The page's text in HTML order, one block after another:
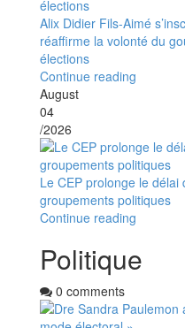
Alix Didier Fils-Aimé
réaffirme la volonté du
élections
Continue reading
August
04
/2026
Le CEP prolonge le
groupements politiques
Continue reading
Politique
0 comments